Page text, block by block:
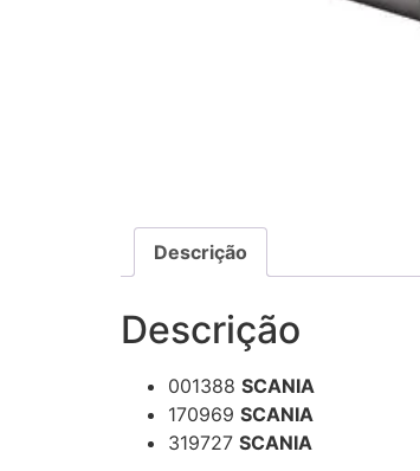
Descrição
Descrição
001388 SCANIA
170969 SCANIA
319727 SCANIA